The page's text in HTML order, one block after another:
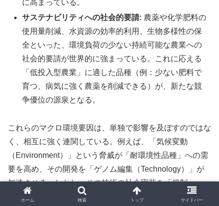
に高まっている。
サステナビリティへの社会的要請: 農薬や化学肥料の
使用量削減、水資源の効率的利用、生物多様性の保
全といった、環境負荷の少ない持続可能な農業への
社会的要請が世界的に強まっている。これに応える
「低投入型農業」に適した品種（例：少ない肥料で
育つ、病気に強く農薬を削減できる）が、新たな競
争優位の源泉となる。
これらのマクロ環境要因は、単独で影響を及ぼすのではな
く、相互に強く連関している。例えば、「気候変動
（Environment）」という脅威が「耐環境性品種」への需
要を高め、その開発を「ゲノム編集（Technology）」が
加速させる。しかし、その技術の社会実装を「規制
（Politics, Legal）」が左右し、最終製品の表示を巡って
ホーム 検索 トップ サイドバー